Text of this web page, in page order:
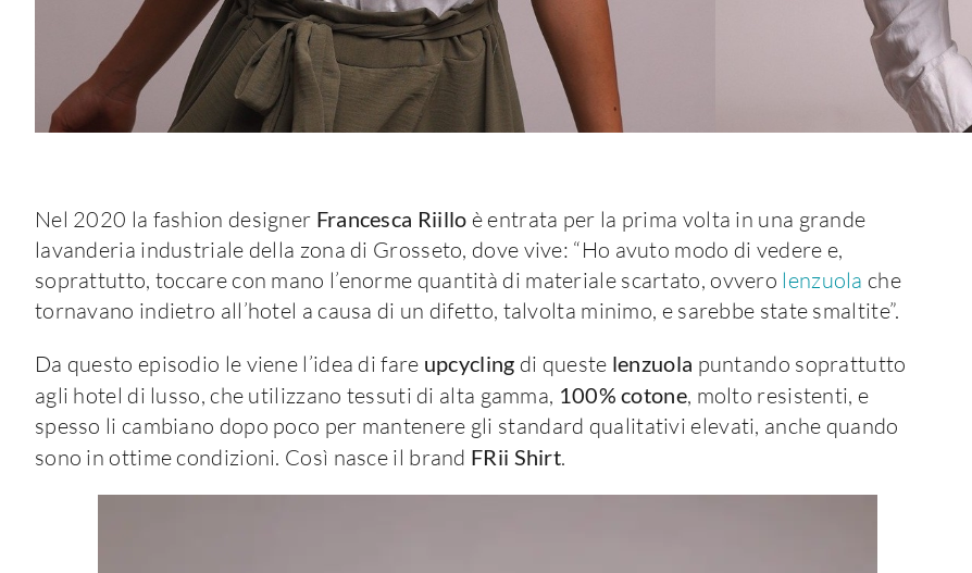
Nel 2020 la fashion designer Francesca Riillo è entrata per la prima volta in una grande
lavanderia industriale della zona di Grosseto, dove vive: “Ho avuto modo di vedere e,
soprattutto, toccare con mano l’enorme quantità di materiale scartato, ovvero lenzuola che
tornavano indietro all’hotel a causa di un difetto, talvolta minimo, e sarebbe state smaltite”.
Da questo episodio le viene l’idea di fare upcycling di queste lenzuola puntando soprattutto
agli hotel di lusso, che utilizzano tessuti di alta gamma, 100% cotone, molto resistenti, e
spesso li cambiano dopo poco per mantenere gli standard qualitativi elevati, anche quando
sono in ottime condizioni. Così nasce il brand FRii Shirt.